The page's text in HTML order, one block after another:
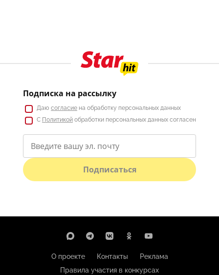
Подписка на рассылку
Даю согласие на обработку персональных данных
С Политикой обработки персональных данных согласен
Подписаться
О проекте Контакты
Реклама
Правила участия в конкурсах